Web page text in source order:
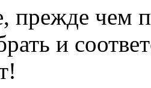
прежде чем
и